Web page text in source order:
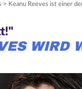
> Keanu Reeves ist einer
WIRD